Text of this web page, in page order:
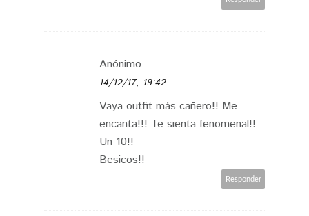
Anónimo
14/12/17, 19:42
Vaya outfit más cañero!! Me
encanta!!! Te sienta fenomenal!!
Un 10!!
Besicos!!
Responder